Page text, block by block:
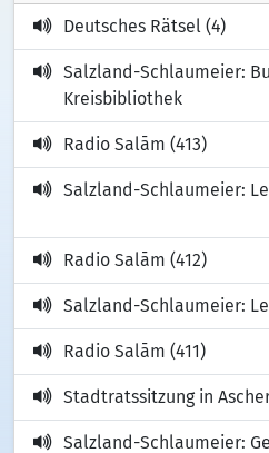
Deutsches Rätsel (4)
Salzland-Schlaumeier:
Kreisbibliothek
Radio Salām (413)
Salzland-Schlaumeier:
Radio Salām (412)
Salzland-Schlaumeier:
Radio Salām (411)
Stadtratssitzung in
Salzland-Schlaumeier: